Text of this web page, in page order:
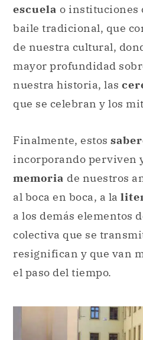
escuela o instituciones
baile tradicional, que
de nuestra cultural,
mayor profundidad
nuestra historia, las
que se celebran y los
Finalmente, estos
incorporando perviven
memoria de nuestros
al boca en boca, a la
a los demás elementos
colectiva que se
resignifican y que van
el paso del tiempo.